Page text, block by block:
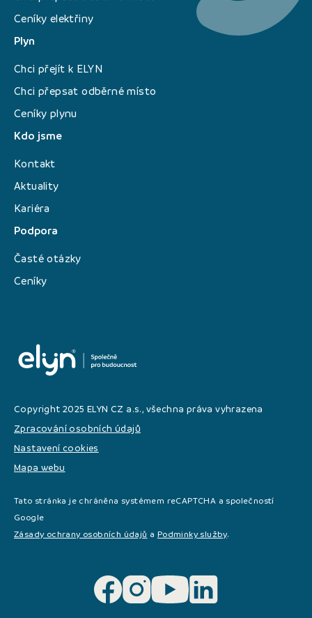
Ceníky elektřiny
Plyn
Chci přejít k ELYN
Chci přepsat odběrné místo
Ceníky plynu
Kdo jsme
Kontakt
Aktuality
Kariéra
Podpora
Časté otázky
Ceníky
Copyright 2025 ELYN CZ a.s., všechna práva vyhrazena
Zpracování osobních údajů
Nastavení cookies
Mapa webu
Tato stránka je chráněna systémem reCAPTCHA a společností
Google
Zásady ochrany osobních údajů a Podminky služby.